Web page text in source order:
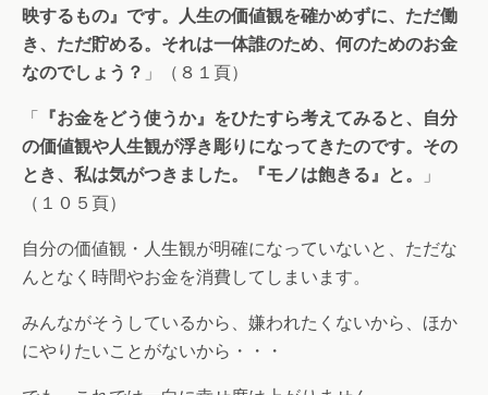
映するもの』です。人生の価値観を確かめずに、ただ働
き、ただ貯める。それは一体誰のため、何のためのお金
なのでしょう？ 」（８１頁）
「 『お金をどう使うか』をひたすら考えてみると、自分
の価値観や人生観が浮き彫りになってきたのです。その
とき、私は気がつきました。『モノは飽きる』と。
」
（１０５頁）
自分の価値観・人生観が明確になっていないと、ただな
んとなく時間やお金を消費してしまいます。
みんながそうしているから、嫌われたくないから、ほか
にやりたいことがないから・・・